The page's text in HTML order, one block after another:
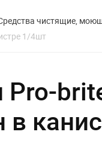
чистящие,
1/4шт
в